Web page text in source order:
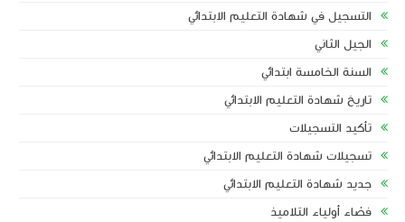
التسجيل في شهادة التعليم الابتدائي
الجيل الثاني
السنة الخامسة ابتدائي
تاريخ شهادة التعليم الابتدائي
تأكيد التسجيلات
تسجيلات شهادة التعليم الابتدائي
جديد شهادة التعليم الابتدائي
فضاء أولياء التلاميذ